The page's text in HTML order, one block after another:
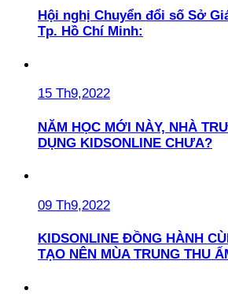
Hội nghị Chuyển đổi số Sở
Tp. Hồ Chí Minh:
15 Th9,2022
NĂM HỌC MỚI NÀY, NHÀ
DỤNG KIDSONLINE CHƯA?
09 Th9,2022
KIDSONLINE ĐỒNG HÀNH
TẠO NÊN MÙA TRUNG THU